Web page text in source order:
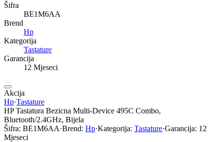
Šifra
BE1M6AA
Brend
Hp
Kategorija
Tastature
Garancija
12 Mjeseci
Akcija
Hp·Tastature
HP Tastatura Bezicna Multi-Device 495C Combo,
Bluetooth/2.4GHz, Bijela
Šifra: BE1M6AA·Brend: Hp·Kategorija: Tastature·Garancija: 12
Mjeseci